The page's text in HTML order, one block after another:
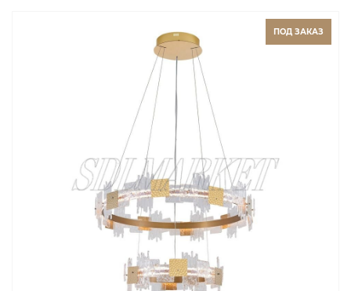
ПОД ЗАКАЗ